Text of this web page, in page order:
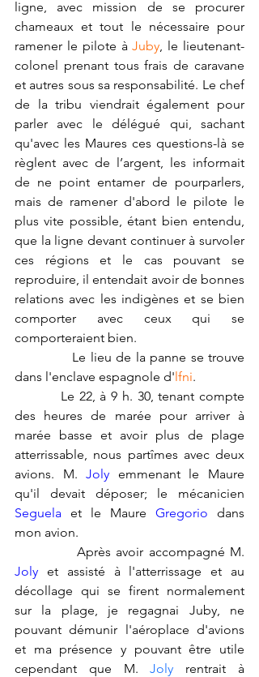
ligne, avec mission de se procurer
chameaux et tout le nécessaire pour
ramener le pilote à Juby , le lieutenant-
colonel prenant tous frais de caravane
et autres sous sa responsabilité. Le chef
de la tribu viendrait également pour
parler avec le délégué qui, sachant
qu'avec les Maures ces questions-là se
règlent avec de l’argent, les informait
de ne point entamer de pourparlers,
mais de ramener d'abord le pilote le
plus vite possible, étant bien entendu,
que la ligne devant continuer à survoler
ces régions et le cas pouvant se
reproduire, il entendait avoir de bonnes
relations avec les indigènes et se bien
comporter avec ceux qui se
comporteraient bien.
Le lieu de la panne se trouve
dans l'enclave espagnole d'lfni.
Le 22, à 9 h. 30, tenant compte
des heures de marée pour arriver à
marée basse et avoir plus de plage
atterrissable, nous partîmes avec deux
avions. M. Joly emmenant le Maure
Seguela et le Maure Gregorio dans
mon avion.
Joly et assisté à l'atterrissage et au
décollage qui se firent normalement
sur la plage, je regagnai Juby, ne
pouvant démunir l'aéroplace d'avions
et ma présence y pouvant être utile
cependant que M. Joly